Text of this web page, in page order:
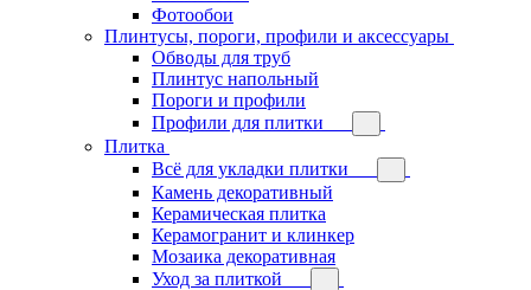
Фотообои
Плинтусы, пороги, профили и аксессуары
Обводы для труб
Плинтус напольный
Пороги и профили
Профили для плитки
Плитка
Всё для укладки плитки
Камень декоративный
Керамическая плитка
Керамогранит и клинкер
Мозаика декоративная
Уход за плиткой